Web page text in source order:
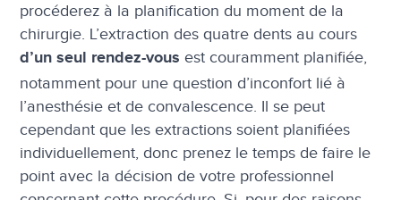
procéderez à la planification du moment de la
chirurgie. L’extraction des quatre dents au cours
d’un seul rendez-vous est couramment planifiée,
notamment pour une question d’inconfort lié à
l’anesthésie et de convalescence. Il se peut
cependant que les extractions soient planifiées
individuellement, donc prenez le temps de faire le
point avec la décision de votre professionnel